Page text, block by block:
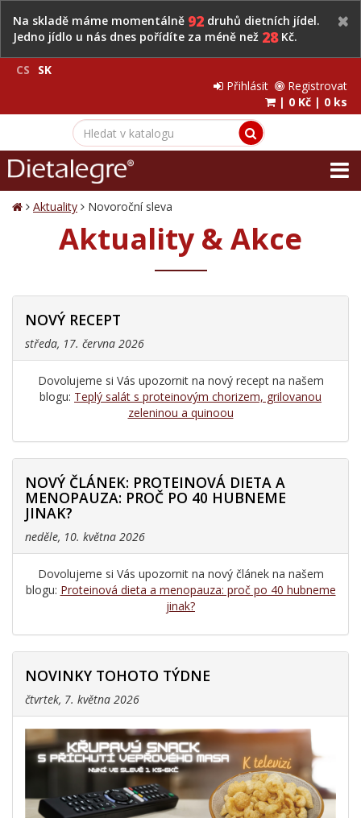
Na skladě máme momentálně 92 druhů dietních jídel.
Jedno jídlo u nás dnes pořídíte za méně než 28Kč.
CS
SK
Přihlásit
Registrovat
| 0 Kč | 0 ks
Aktuality Novoroční sleva
Aktuality & Akce
NOVÝ RECEPT
středa, 17. června 2026
Dovolujeme si Vás upozornit na nový recept na našem
blogu: Teplý salát s proteinovým chorizem, grilovanou
zeleninou a quinoou
NOVÝ ČLÁNEK: PROTEINOVÁ DIETA A
MENOPAUZA: PROČ PO 40 HUBNEME
JINAK?
neděle, 10. května 2026
Dovolujeme si Vás upozornit na nový článek na našem
blogu: Proteinová dieta a menopauza: proč po 40 hubneme
jinak?
NOVINKY TOHOTO TÝDNE
čtvrtek, 7. května 2026